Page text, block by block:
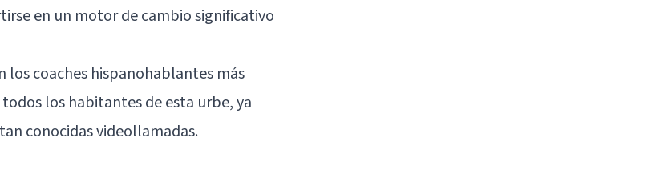
en un motor de cambio significativo
los coaches hispanohablantes más
los habitantes de esta urbe, ya
conocidas videollamadas.